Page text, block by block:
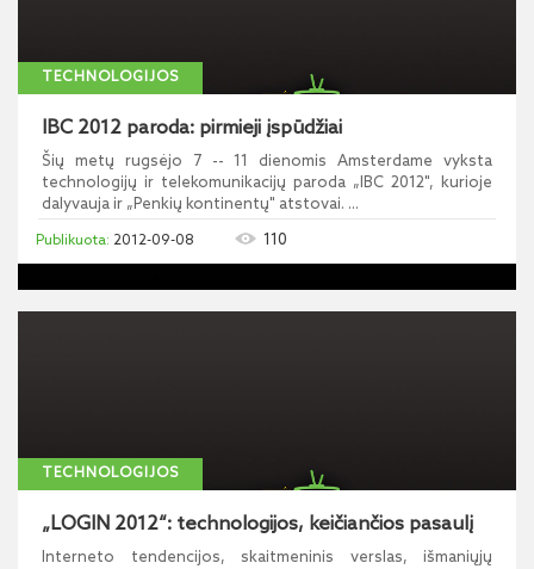
TECHNOLOGIJOS
IBC 2012 paroda: pirmieji įspūdžiai
Šių metų rugsėjo 7 -- 11 dienomis Amsterdame vyksta
technologijų ir telekomunikacijų paroda „IBC 2012", kurioje
dalyvauja ir „Penkių kontinentų" atstovai. ...
2012-09-08 110
TECHNOLOGIJOS
„LOGIN 2012“: technologijos, keičiančios pasaulį
Interneto tendencijos, skaitmeninis verslas, išmaniųjų